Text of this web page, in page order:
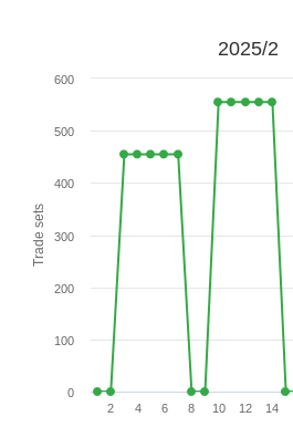
Trade sets
2025/2
2 4 6 8 10 12 14
0
100
200
300
400
500
600